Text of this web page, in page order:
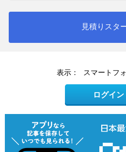
見積りスタ
表示： スマートフ
ログイン